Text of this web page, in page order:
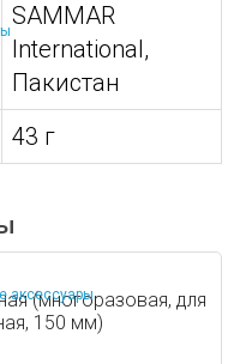
аксессуары
SAMMAR
International,
Пакистан
43 г
(многоразовая, для
150 мм)